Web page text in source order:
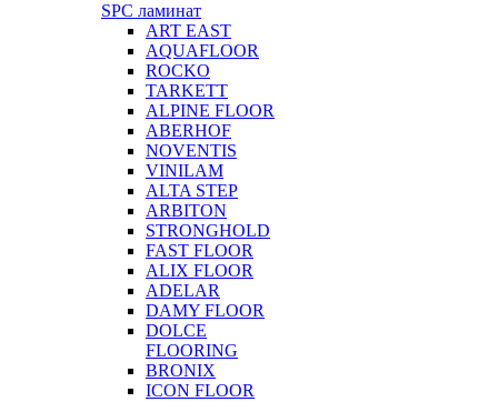
SPC ламинат
ART EAST
AQUAFLOOR
ROCKO
TARKETT
ALPINE FLOOR
ABERHOF
NOVENTIS
VINILAM
ALTA STEP
ARBITON
STRONGHOLD
FAST FLOOR
ALIX FLOOR
ADELAR
DAMY FLOOR
DOLCE
FLOORING
BRONIX
ICON FLOOR